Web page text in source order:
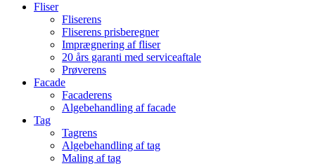
Fliser
Fliserens
Fliserens prisberegner
Imprægnering af fliser
20 års garanti med serviceaftale
Prøverens
Facade
Facaderens
Algebehandling af facade
Tag
Tagrens
Algebehandling af tag
Maling af tag